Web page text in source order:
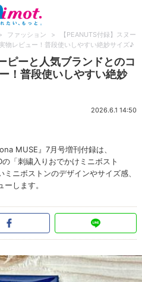
ファッション >
【PEANUTS付録】スヌー
物レビュー！普段使いしやすい絶妙サイズ♪
ピーと人気ブランドとのコ
！普段使いしやすい絶妙
2026.6.1 14:50
MUSE』7月号増刊付録は、
「刺繍入りおでかけミニボスト
ニボストンのデザインやサイズ感、
します。